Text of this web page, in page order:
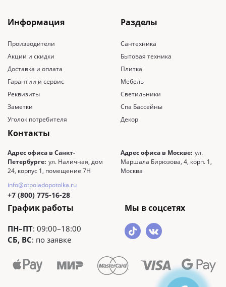
Информация
Производители
Акции и скидки
Доставка и оплата
Гарантии и сервис
Реквизиты
Заметки
Уголок потребителя
Разделы
Сантехника
Бытовая техника
Плитка
Мебель
Светильники
Спа Бассейны
Декор
Контакты
Адрес офиса в Санкт-
Петербурге: ул. Наличная, дом
24, корпус 1, помещение 7Н
Адрес офиса в Москве: ул.
Маршала Бирюзова, 4, корп. 1,
Москва
info@otpoladopotolka.ru
+7 (800) 775-16-28
График работы
ПН–ПТ: 09:00–18:00
СБ, ВС: по заявке
Мы в соцсетях